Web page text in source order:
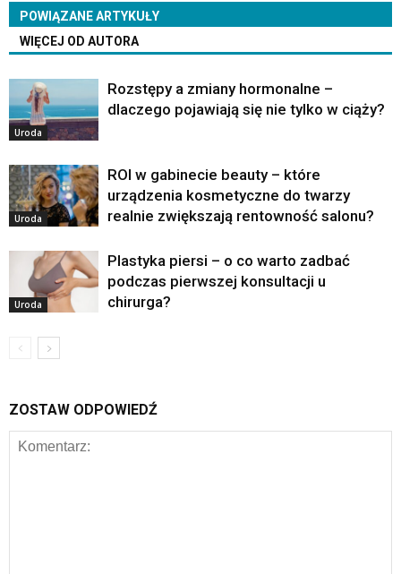
POWIĄZANE ARTYKUŁY
WIĘCEJ OD AUTORA
Uroda
Rozstępy a zmiany hormonalne –
dlaczego pojawiają się nie tylko w ciąży?
Uroda
ROI w gabinecie beauty – które
urządzenia kosmetyczne do twarzy
realnie zwiększają rentowność salonu?
Uroda
Plastyka piersi – o co warto zadbać
podczas pierwszej konsultacji u
chirurga?
ZOSTAW ODPOWIEDŹ